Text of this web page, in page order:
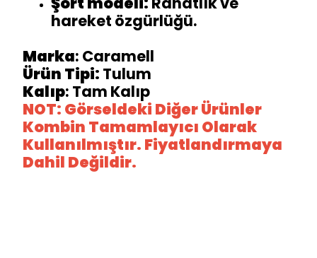
hareket özgürlüğü.
Marka: Caramell
Ürün Tipi: Tulum
Kalıp: Tam Kalıp
NOT: Görseldeki Diğer Ürünler
Kombin Tamamlayıcı Olarak
Kullanılmıştır. Fiyatlandırmaya
Dahil Değildir.